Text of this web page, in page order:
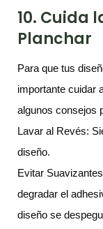
10. Cuida
Planchar
Para que tus
importante cuidar
algunos consejos
Lavar al Revés:
diseño.
Evitar
degradar el
diseño se